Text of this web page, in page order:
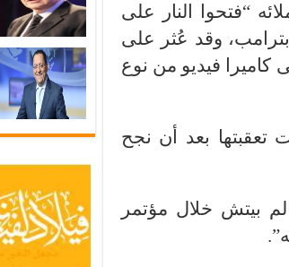
“فتحوا النار على
وقد عُثر على
بالإضافة إلى كاميرا فيديو من نوع
تعقبتها بعد أن نجح
بيتش خلال مؤتمر